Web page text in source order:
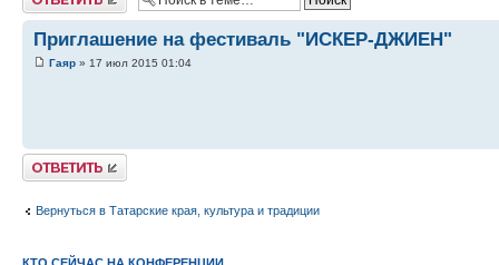
Приглашение на фестиваль "ИСКЕР-ДЖИЕН"
Гаяр » 17 июл 2015 01:04
Ответить
Вернуться в Татарские края, культура и традиции
КТО СЕЙЧАС НА КОНФЕРЕНЦИИ